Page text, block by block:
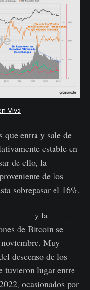
Vivo
que entra y sale de
estable en
de ello, la
de los
sobrepasar el 16%.
y la
de Bitcoin se
Muy
descenso de los
tuvieron lugar entre
ocasionados por